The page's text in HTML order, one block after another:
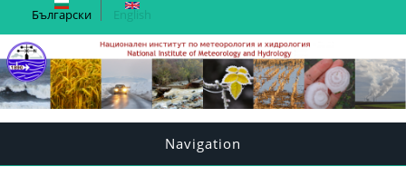
Български English
Navigation